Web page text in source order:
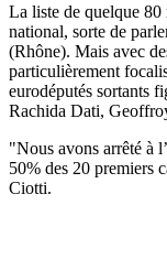
La liste de quelque 80
national, sorte de
(Rhône). Mais avec
particulièrement
eurodéputés sortants
Rachida Dati,
"Nous avons arrêté à
50% des 20 premiers
Ciotti.